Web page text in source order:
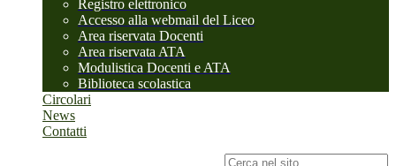
Registro elettronico
Accesso alla webmail del Liceo
Area riservata Docenti
Area riservata ATA
Modulistica Docenti e ATA
Biblioteca scolastica
Circolari
News
Contatti